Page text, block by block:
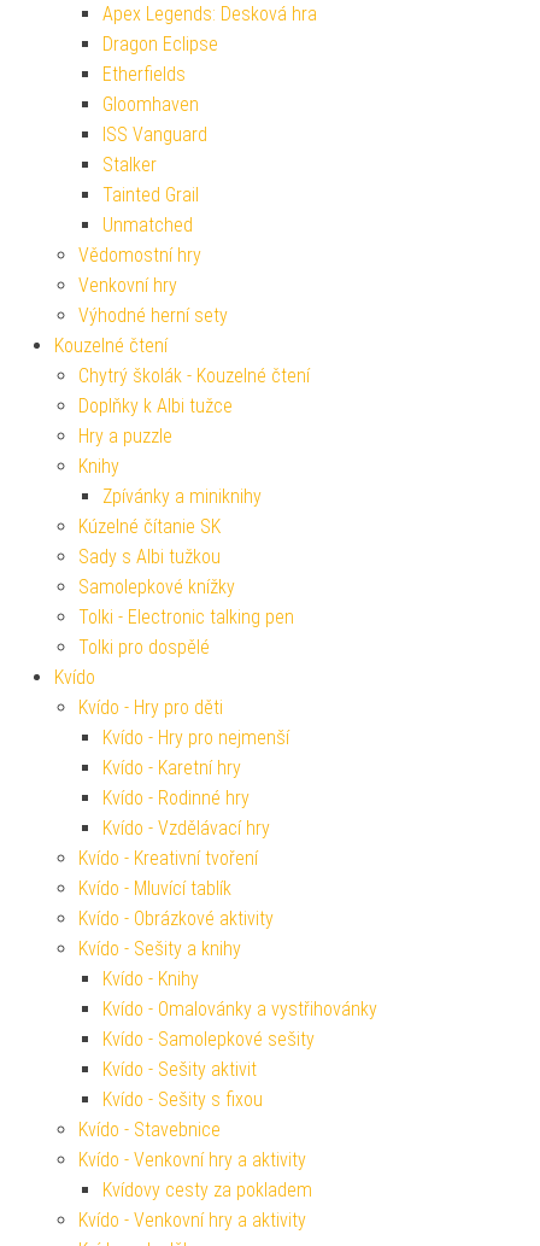
Apex Legends: Desková hra
Dragon Eclipse
Etherfields
Gloomhaven
ISS Vanguard
Stalker
Tainted Grail
Unmatched
Vědomostní hry
Venkovní hry
Výhodné herní sety
Kouzelné čtení
Chytrý školák - Kouzelné čtení
Doplňky k Albi tužce
Hry a puzzle
Knihy
Zpívánky a miniknihy
Kúzelné čítanie SK
Sady s Albi tužkou
Samolepkové knížky
Tolki - Electronic talking pen
Tolki pro dospělé
Kvído
Kvído - Hry pro děti
Kvído - Hry pro nejmenší
Kvído - Karetní hry
Kvído - Rodinné hry
Kvído - Vzdělávací hry
Kvído - Kreativní tvoření
Kvído - Mluvící tablík
Kvído - Obrázkové aktivity
Kvído - Sešity a knihy
Kvído - Knihy
Kvído - Omalovánky a vystřihovánky
Kvído - Samolepkové sešity
Kvído - Sešity aktivit
Kvído - Sešity s fixou
Kvído - Stavebnice
Kvído - Venkovní hry a aktivity
Kvídovy cesty za pokladem
Kvído - Venkovní hry a aktivity